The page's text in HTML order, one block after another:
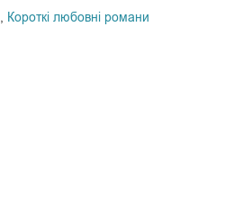
Короткі любовні романи